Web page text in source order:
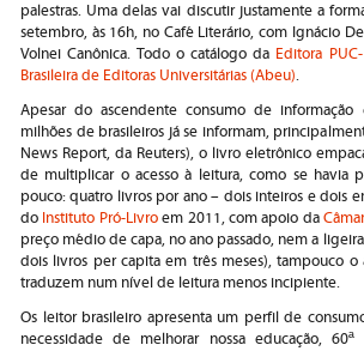
palestras. Uma delas vai discutir justamente a
setembro, às 16h, no Café Literário, com Ignácio
Volnei Canônica. Todo o catálogo da Editora
Brasileira de Editoras Universitárias (Abeu).
Apesar do ascendente consumo de
milhões de brasileiros já se informam,
News Report, da Reuters), o livro eletrônico
de multiplicar o acesso à leitura, como se havia
pouco: quatro livros por ano – dois inteiros e dois
do Instituto Pró-Livroem 2011, com apoio da
preço médio de capa, no ano passado, nem a
dois livros per capita em três meses), tampouco
traduzem num nível de leitura menos incipiente.
Os leitor brasileiro apresenta um perfil de
necessidade de melhorar nossa educação,